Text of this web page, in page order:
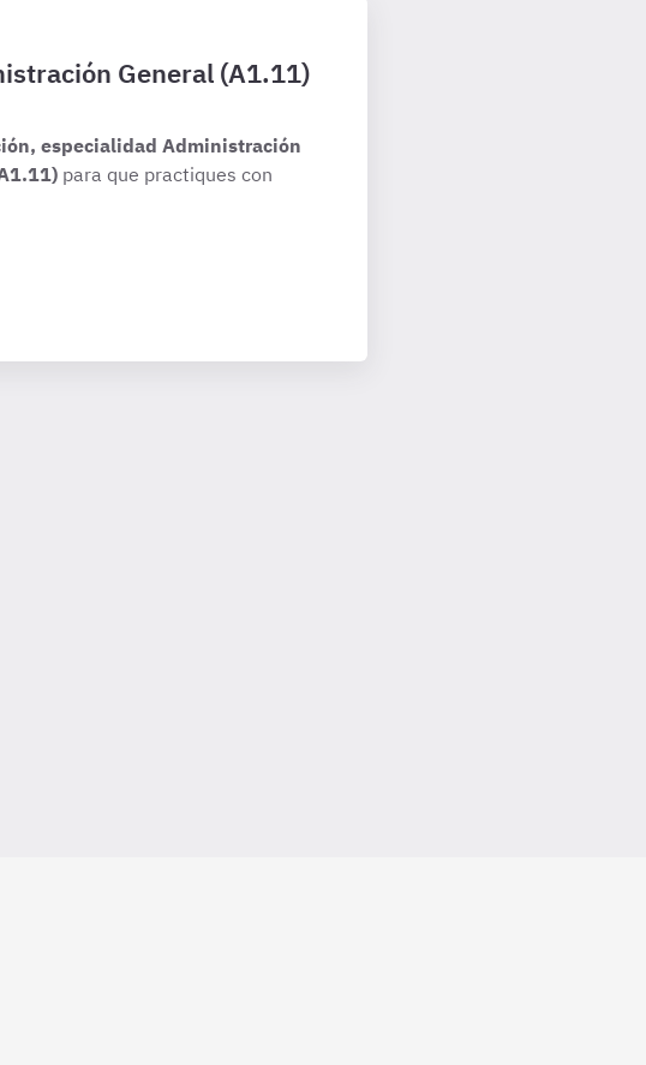
General (A1.11)
especialidad Administración
para que practiques con